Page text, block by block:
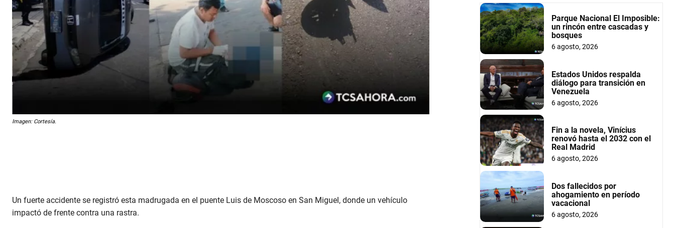
Imagen: Cortesía.
Un fuerte accidente se registró esta madrugada en el puente Luis de Moscoso en San Miguel, donde un vehículo
impactó de frente contra una rastra.
Parque Nacional El Imposible:
un rincón entre cascadas y
bosques
6 agosto, 2026
Estados Unidos respalda
diálogo para transición en
Venezuela
6 agosto, 2026
Fin a la novela, Vinícius
renovó hasta el 2032 con el
Real Madrid
6 agosto, 2026
Dos fallecidos por
ahogamiento en período
vacacional
6 agosto, 2026